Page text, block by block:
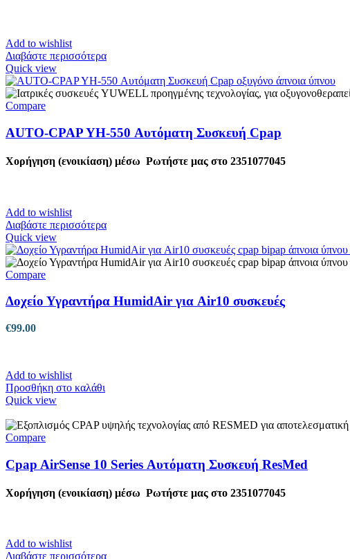
Add to wishlist
Διαβάστε περισσότερα
Quick view
Compare
AUTO-CPAP YH-550 Αυτόματη Συσκευή Cpap
Χορήγηση (ενοικίαση) μέσω Ρωτήστε μας στο 2351077045
Add to wishlist
Διαβάστε περισσότερα
Quick view
Compare
Δοχείο Υγραντήρα HumidAir για Air10 συσκευές
€99.00
Add to wishlist
Προσθήκη στο καλάθι
Quick view
Compare
Cpap AirSense 10 Series Αυτόματη Συσκευή ResMed
Χορήγηση (ενοικίαση) μέσω Ρωτήστε μας στο 2351077045
Add to wishlist
Διαβάστε περισσότερα